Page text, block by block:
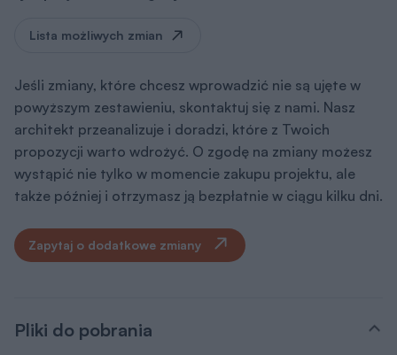
Lista możliwych zmian
Jeśli zmiany, które chcesz wprowadzić nie są ujęte w
powyższym zestawieniu, skontaktuj się z nami. Nasz
architekt przeanalizuje i doradzi, które z Twoich
propozycji warto wdrożyć. O zgodę na zmiany możesz
wystąpić nie tylko w momencie zakupu projektu, ale
także później i otrzymasz ją bezpłatnie w ciągu kilku dni.
Zapytaj o dodatkowe zmiany
Pliki do pobrania